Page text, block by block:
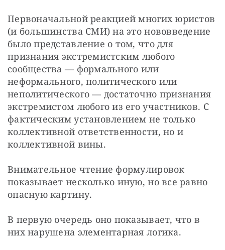
Первоначальной реакцией многих юристов
(и большинства СМИ) на это нововведение
было представление о том, что для
признания экстремистским любого
сообщества — формального или
неформального, политического или
неполитического — достаточно признания
экстремистом любого из его участников. С
фактическим установлением не только
коллективной ответственности, но и
коллективной вины.
Внимательное чтение формулировок
показывает несколько иную, но все равно
опасную картину.
В первую очередь оно показывает, что в
них нарушена элементарная логика.